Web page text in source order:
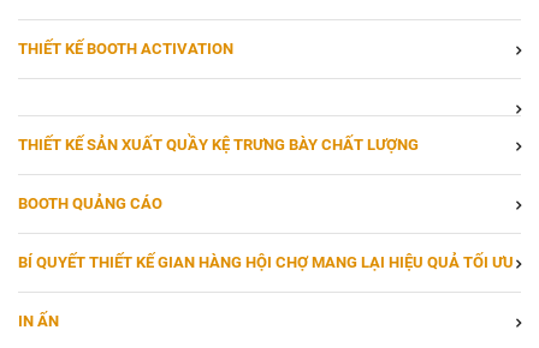
THIẾT KẾ BOOTH ACTIVATION
THIẾT KẾ SẢN XUẤT QUẦY KỆ TRƯNG BÀY CHẤT LƯỢNG
BOOTH QUẢNG CÁO
BÍ QUYẾT THIẾT KẾ GIAN HÀNG HỘI CHỢ MANG LẠI HIỆU QUẢ TỐI ƯU
IN ẤN